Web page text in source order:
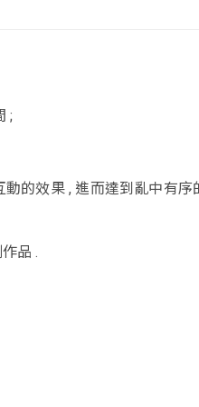
;
的效果 , 進而達到亂中有序
品 .